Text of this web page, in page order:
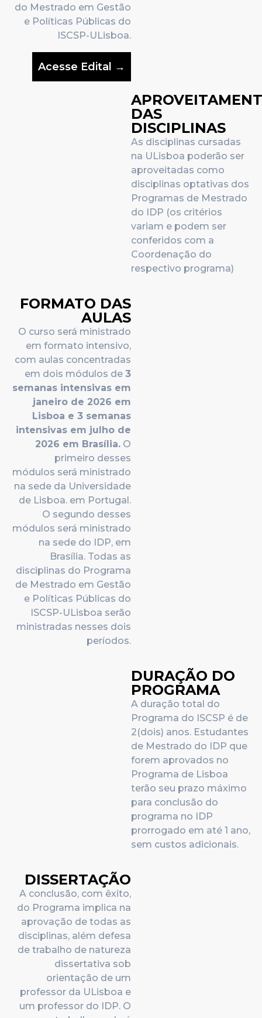
do Mestrado em Gestão
e Políticas Públicas do
ISCSP-ULisboa.
Acesse Edital →
DAS
DISCIPLINAS
As disciplinas cursadas
na ULisboa poderão ser
aproveitadas como
disciplinas optativas dos
Programas de Mestrado
do IDP (os critérios
variam e podem ser
conferidos com a
Coordenação do
respectivo programa)
FORMATO DAS
AULAS
O curso será ministrado
em formato intensivo,
com aulas concentradas
em dois módulos de 3
semanas intensivas em
janeiro de 2026 em
Lisboa e 3 semanas
intensivas em julho de
2026 em Brasília. O
primeiro desses
módulos será ministrado
na sede da Universidade
de Lisboa. em Portugal.
O segundo desses
módulos será ministrado
na sede do IDP, em
Brasília. Todas as
disciplinas do Programa
de Mestrado em Gestão
e Políticas Públicas do
ISCSP-ULisboa serão
ministradas nesses dois
períodos.
DURAÇÃO DO
PROGRAMA
A duração total do
Programa do ISCSP é de
2(dois) anos. Estudantes
de Mestrado do IDP que
forem aprovados no
Programa de Lisboa
terão seu prazo máximo
para conclusão do
programa no IDP
prorrogado em até 1 ano,
sem custos adicionais.
DISSERTAÇÃO
A conclusão, com êxito,
do Programa implica na
aprovação de todas as
disciplinas, além defesa
de trabalho de natureza
dissertativa sob
orientação de um
professor da ULisboa e
um professor do IDP. O